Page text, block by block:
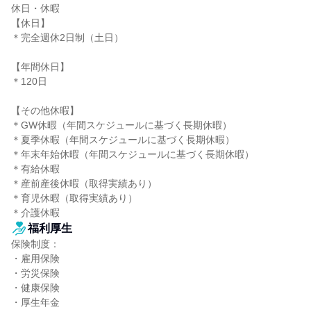
休日・休暇
【休日】
＊完全週休2日制（土日）
【年間休日】
＊120日
【その他休暇】
＊GW休暇（年間スケジュールに基づく長期休暇）
＊夏季休暇（年間スケジュールに基づく長期休暇）
＊年末年始休暇（年間スケジュールに基づく長期休暇）
＊有給休暇
＊産前産後休暇（取得実績あり）
＊育児休暇（取得実績あり）
＊介護休暇
福利厚生
保険制度：
・雇用保険
・労災保険
・健康保険
・厚生年金